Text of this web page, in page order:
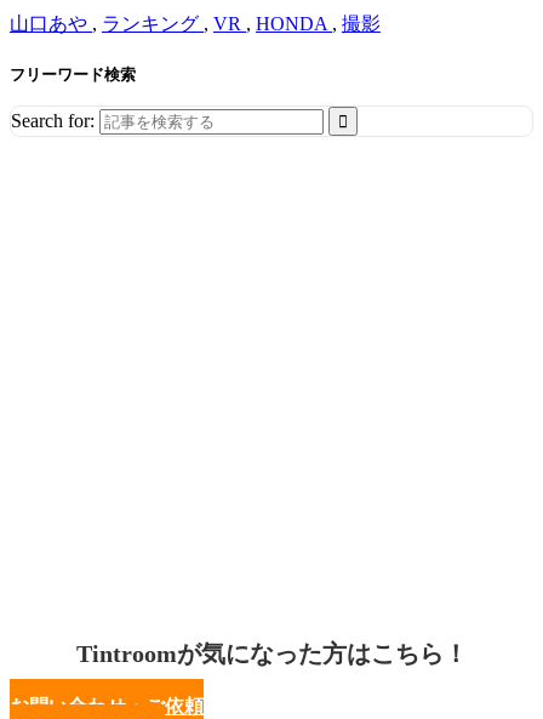
山口あや , ランキング , VR , HONDA , 撮影
フリーワード検索
Search for:
Tintroomが気になった方はこちら！
お問い合わせ・ご依頼